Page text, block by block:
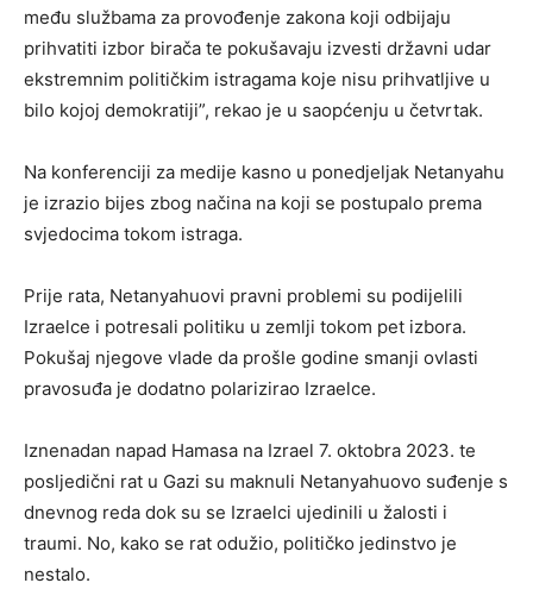
među službama za provođenje zakona koji odbijaju
prihvatiti izbor birača te pokušavaju izvesti državni udar
ekstremnim političkim istragama koje nisu prihvatljive u
bilo kojoj demokratiji”, rekao je u saopćenju u četvrtak.
Na konferenciji za medije kasno u ponedjeljak Netanyahu
je izrazio bijes zbog načina na koji se postupalo prema
svjedocima tokom istraga.
Prije rata, Netanyahuovi pravni problemi su podijelili
Izraelce i potresali politiku u zemlji tokom pet izbora.
Pokušaj njegove vlade da prošle godine smanji ovlasti
pravosuđa je dodatno polarizirao Izraelce.
Iznenadan napad Hamasa na Izrael 7. oktobra 2023. te
posljedični rat u Gazi su maknuli Netanyahuovo suđenje s
dnevnog reda dok su se Izraelci ujedinili u žalosti i
traumi. No, kako se rat odužio, političko jedinstvo je
nestalo.